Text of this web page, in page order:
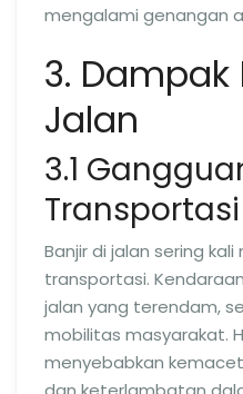
mengalami genangan
3. Dampak
Jalan
3.1
Transportasi
Banjir di jalan sering
transportasi.
jalan yang terendam,
mobilitas masyarakat.
menyebabkan